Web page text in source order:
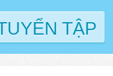
TẬP